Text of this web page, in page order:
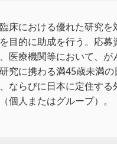
床における優れた研究を
目的に助成を行う。応募
医療機関等において、が
究に携わる満45歳未満
ならびに日本に定住する
個人またはグループ）。